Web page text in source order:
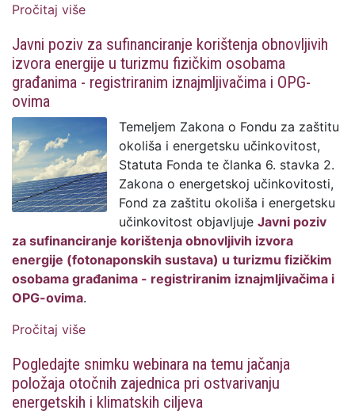
Pročitaj više
Javni poziv za sufinanciranje korištenja obnovljivih
izvora energije u turizmu fizičkim osobama
građanima - registriranim iznajmljivačima i OPG-
ovima
Temeljem Zakona o Fondu za zaštitu
okoliša i energetsku učinkovitost,
Statuta Fonda te članka 6. stavka 2.
Zakona o energetskoj učinkovitosti,
Fond za zaštitu okoliša i energetsku
učinkovitost objavljuje Javni poziv
za sufinanciranje korištenja obnovljivih izvora
energije (fotonaponskih sustava) u turizmu fizičkim
osobama građanima - registriranim iznajmljivačima i
OPG-ovima.
Pročitaj više
fizičkim osobama građanima -
registriranim iznajmljivačima i OPG-ovima
Pogledajte snimku webinara na temu jačanja
položaja otočnih zajednica pri ostvarivanju
energetskih i klimatskih ciljeva